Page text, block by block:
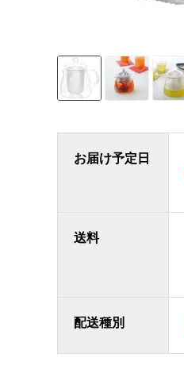
お届け予定日
送料
配送種別